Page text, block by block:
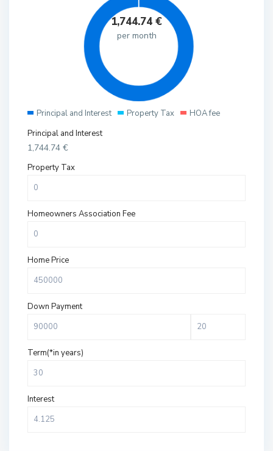
1,744.74 €
per month
Principal and Interest Property Tax
HOA fee
Principal and Interest
1,744.74 €
Property Tax
Homeowners Association Fee
Home Price
Down Payment
Term(*in years)
Interest